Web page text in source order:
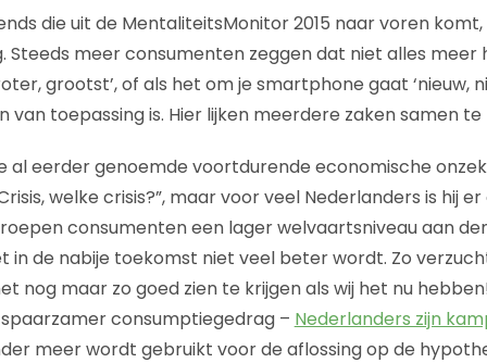
die uit de MentaliteitsMonitor 2015 naar voren
Steeds meer consumenten zeggen dat niet alles meer
grootst’, of als het om je smartphone gaat ‘nieuw,
van toepassing is. Hier lijken meerdere zaken samen te
al eerder genoemde voortdurende economische
welke crisis?”, maar voor veel Nederlanders is hij
consumenten een lager welvaartsniveau aan
de nabije toekomst niet veel beter wordt. Zo
nog maar zo goed zien te krijgen als wij het nu
consumptiegedrag – Nederlanders zijn
meer wordt gebruikt voor de aflossing op de